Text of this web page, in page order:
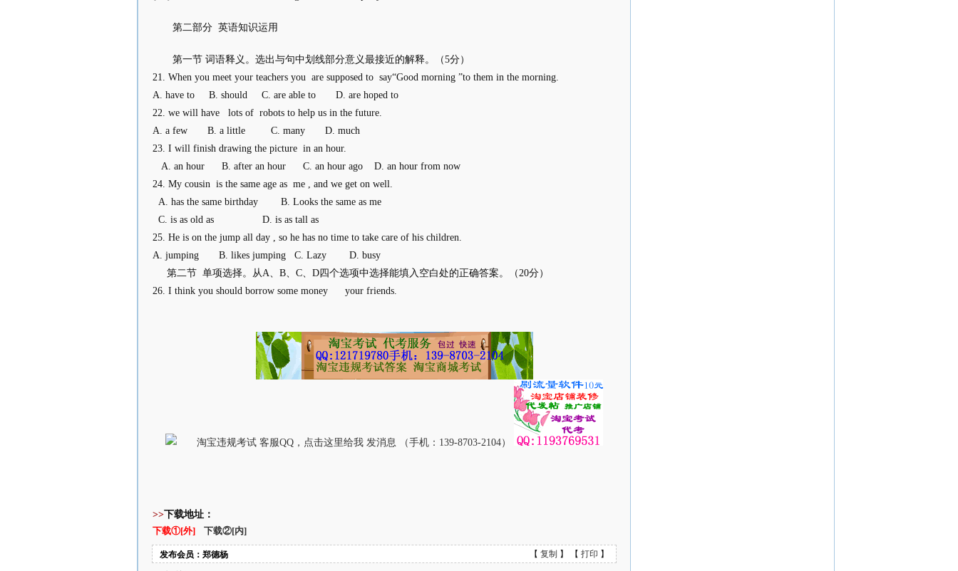
第二部分 英语知识运用
第一节 词语释义。选出与句中划线部分意义最接近的解释。（5分）
21. When you meet your teachers you are supposed to say“Good morning ”to them in the morning.
A. have to B. should C. are able to D. are hoped to
22. we will have lots of robots to help us in the future.
A. a few B. a little C. many D. much
23. I will finish drawing the picture in an hour.
A. an hour B. after an hour C. an hour ago D. an hour from now
24. My cousin is the same age as me , and we get on well.
A. has the same birthday B. Looks the same as me
C. is as old as D. is as tall as
25. He is on the jump all day , so he has no time to take care of his children.
A. jumping B. likes jumping C. Lazy D. busy
第二节 单项选择。从A、B、C、D四个选项中选择能填入空白处的正确答案。（20分）
26. I think you should borrow some money your friends.
>>下载地址：
下载①[外] 下载②[内]
发布会员：郑德杨 【 复制 】 【 打印 】